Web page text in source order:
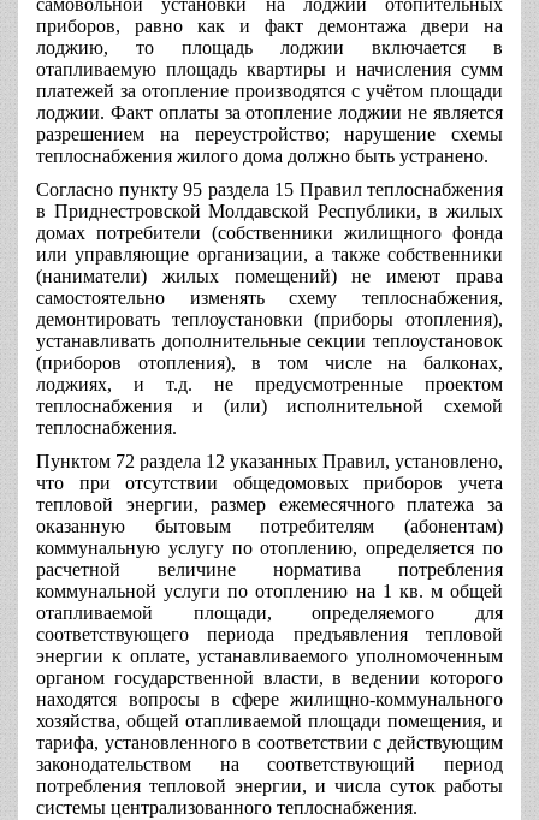
самовольной установки на лоджии отопительных
приборов, равно как и факт демонтажа двери на
лоджию, то площадь лоджии включается в
отапливаемую площадь квартиры и начисления сумм
платежей за отопление производятся с учётом площади
лоджии. Факт оплаты за отопление лоджии не является
разрешением на переустройство; нарушение схемы
теплоснабжения жилого дома должно быть устранено.
Согласно пункту 95 раздела 15 Правил теплоснабжения
в Приднестровской Молдавской Республики, в жилых
домах потребители (собственники жилищного фонда
или управляющие организации, а также собственники
(наниматели) жилых помещений) не имеют права
самостоятельно изменять схему теплоснабжения,
демонтировать теплоустановки (приборы отопления),
устанавливать дополнительные секции теплоустановок
(приборов отопления), в том числе на балконах,
лоджиях, и т.д. не предусмотренные проектом
теплоснабжения и (или) исполнительной схемой
теплоснабжения.
Пунктом 72 раздела 12 указанных Правил, установлено,
что при отсутствии общедомовых приборов учета
тепловой энергии, размер ежемесячного платежа за
оказанную бытовым потребителям (абонентам)
коммунальную услугу по отоплению, определяется по
расчетной величине норматива потребления
коммунальной услуги по отоплению на 1 кв. м общей
отапливаемой площади, определяемого для
соответствующего периода предъявления тепловой
энергии к оплате, устанавливаемого уполномоченным
органом государственной власти, в ведении которого
находятся вопросы в сфере жилищно-коммунального
хозяйства, общей отапливаемой площади помещения, и
тарифа, установленного в соответствии с действующим
законодательством на соответствующий период
потребления тепловой энергии, и числа суток работы
системы централизованного теплоснабжения.